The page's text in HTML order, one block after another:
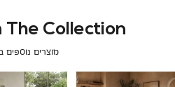
The Collection
מוצרים נוספים